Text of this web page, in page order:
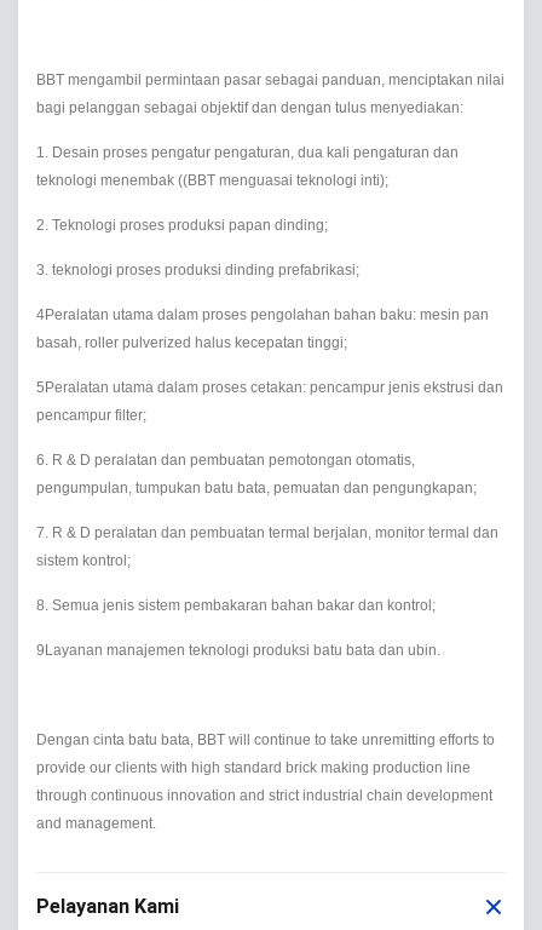
BBT mengambil permintaan pasar sebagai panduan, menciptakan nilai
bagi pelanggan sebagai objektif dan dengan tulus menyediakan:
1. Desain proses pengatur pengaturan, dua kali pengaturan dan
teknologi menembak ((BBT menguasai teknologi inti);
2. Teknologi proses produksi papan dinding;
3. teknologi proses produksi dinding prefabrikasi;
4Peralatan utama dalam proses pengolahan bahan baku: mesin pan
basah, roller pulverized halus kecepatan tinggi;
5Peralatan utama dalam proses cetakan: pencampur jenis ekstrusi dan
pencampur filter;
6. R & D peralatan dan pembuatan pemotongan otomatis,
pengumpulan, tumpukan batu bata, pemuatan dan pengungkapan;
7. R & D peralatan dan pembuatan termal berjalan, monitor termal dan
sistem kontrol;
8. Semua jenis sistem pembakaran bahan bakar dan kontrol;
9Layanan manajemen teknologi produksi batu bata dan ubin.
Dengan cinta batu bata, BBT will continue to take unremitting efforts to
provide our clients with high standard brick making production line
through continuous innovation and strict industrial chain development
and management.
Pelayanan Kami